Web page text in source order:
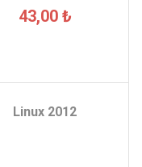
43,00 ₺
Linux 2012